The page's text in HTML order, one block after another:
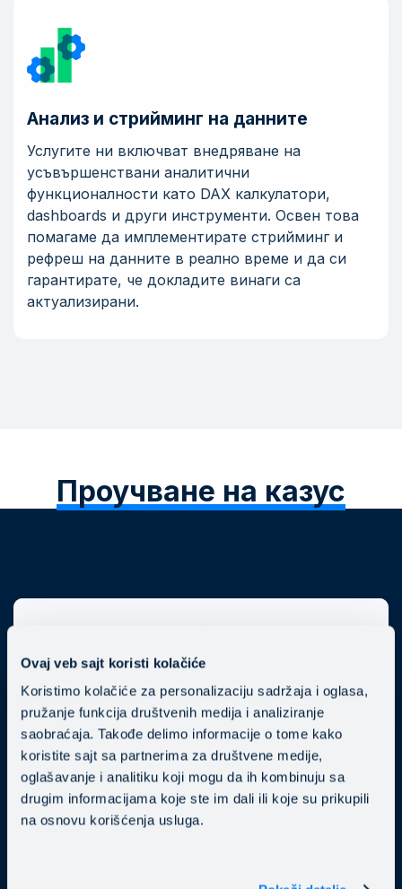
Ovaj veb sajt koristi kolačiće
Koristimo kolačiće za personalizaciju sadržaja i oglasa,
pružanje funkcija društvenih medija i analiziranje
saobraćaja. Takođe delimo informacije o tome kako
koristite sajt sa partnerima za društvene medije,
oglašavanje i analitiku koji mogu da ih kombinuju sa
drugim informacijama koje ste im dali ili koje su prikupili
na osnovu korišćenja usluga.
Анализ и стрийминг на данните
Услугите ни включват внедряване на
усъвършенствани аналитични
функционалности като DAX калкулатори,
dashboards и други инструменти. Освен това
помагаме да имплементирате стрийминг и
рефреш на данните в реално време и да си
гарантирате, че докладите винаги са
актуализирани.
Проучване на казус
Благодарение на услугата ни
Mainstream Power BI нашият клиент
– Publicis Groupe ЮИЕ, подобри
ефективността на бизнеса и спести